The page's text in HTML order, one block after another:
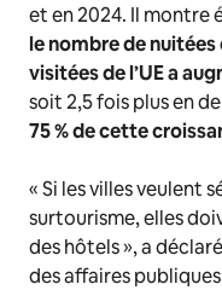
et en 2024. Il montre
le nombre de nuitées
visitées de l’UE a
soit 2,5 fois plus en
75 % de cette
« Si les villes veulent
surtourisme, elles
des hôtels », a
des affaires